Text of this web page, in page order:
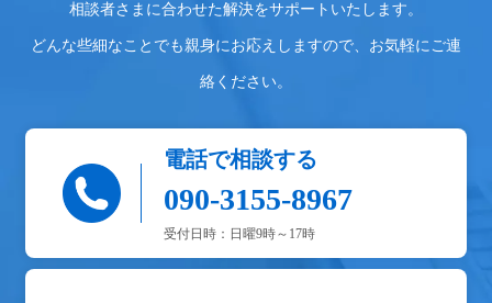
相談者さまに合わせた解決をサポートいたします。
どんな些細なことでも親身にお応えしますので、お気軽にご連
絡ください。
電話で相談する
090-3155-8967
受付日時：日曜9時～17時